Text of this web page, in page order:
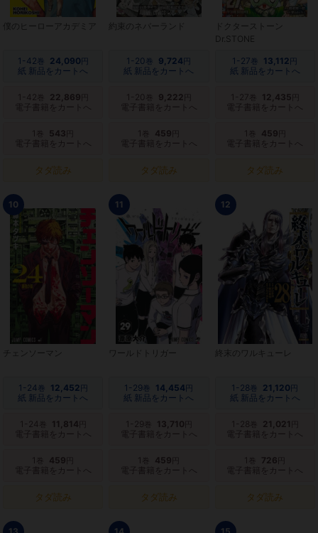
僕のヒーローアカデミア
1-42巻 24,090 円
紙 新品をカートへ
1-42 巻 22,869
電子書籍をカートへ
1 巻 543
電子書籍をカートへ
タダ読み
約束のネバーランド
1-20巻 9,724 円
紙 新品をカートへ
1-20 巻 9,222
電子書籍をカートへ
1 巻 459
電子書籍をカートへ
タダ読み
ドクターストーン
Dr.STONE
1-27巻 13,112 円
紙 新品をカートへ
1-27 巻 12,435
電子書籍をカートへ
1 巻 459
電子書籍をカートへ
タダ読み
10
チェンソーマン
1-24巻 12,452 円
紙 新品をカートへ
1-24 巻 11,814
電子書籍をカートへ
1 巻 459
電子書籍をカートへ
タダ読み
11
ワールドトリガー
1-29巻 14,454 円
紙 新品をカートへ
1-29 巻 13,710
電子書籍をカートへ
1 巻 459
電子書籍をカートへ
タダ読み
12
終末のワルキューレ
1-28巻 21,120 円
紙 新品をカートへ
1-28 巻 21,021
電子書籍をカートへ
1 巻 726
電子書籍をカートへ
タダ読み
13 14 15